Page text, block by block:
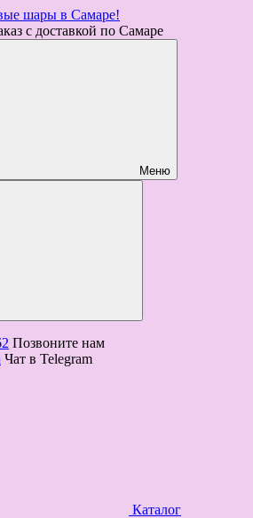
с доставкой по Самаре
Меню
Позвоните нам
Чат в Telegram
Каталог